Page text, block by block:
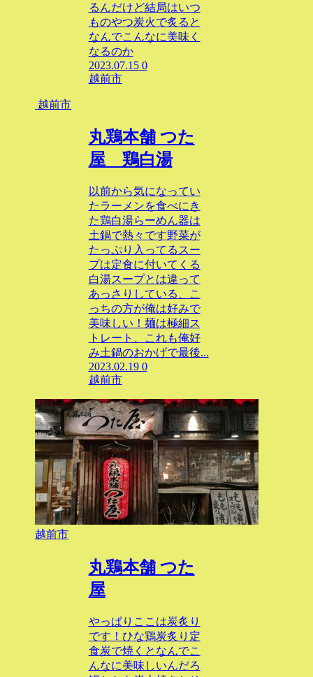
るんだけど結局はいつ
ものやつ炭火で炙ると
なんでこんなに美味く
なるのか
2023.07.15 0
越前市
越前市
丸鶏本舗 つた
屋 鶏白湯
以前から気になってい
たラーメンを食べにき
た鶏白湯らーめん器は
土鍋で熱々です野菜が
たっぷり入ってるスー
プは定食に付いてくる
白湯スープとは違って
あっさりしている、こ
っちの方が俺は好みで
美味しい！麺は極細ス
トレート、これも俺好
み土鍋のおかげで最後...
2023.02.19 0
越前市
越前市
丸鶏本舗 つた
屋
やっぱりここは炭炙り
です！ひな鶏炭炙り定
食炭で焼くとなんでこ
んなに美味しいんだろ